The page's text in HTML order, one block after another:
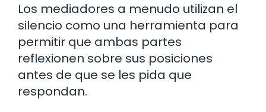
Los mediadores a menudo utilizan el
silencio como una herramienta para
permitir que ambas partes
reflexionen sobre sus posiciones
antes de que se les pida que
respondan.